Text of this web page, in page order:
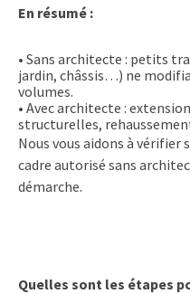
En résumé :
• Sans architecte : petits
jardin, châssis…) ne
volumes.
• Avec architecte :
structurelles,
Nous vous aidons à vérifier
cadre autorisé sans
démarche.
Quelles sont les étapes